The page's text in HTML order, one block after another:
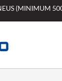
(MINIMUM